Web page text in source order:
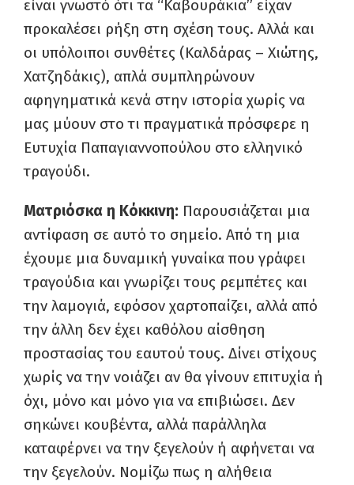
είναι γνωστό ότι τα “Καβουράκια” είχαν
προκαλέσει ρήξη στη σχέση τους. Αλλά και
οι υπόλοιποι συνθέτες (Καλδάρας – Χιώτης,
Χατζηδάκις), απλά συμπληρώνουν
αφηγηματικά κενά στην ιστορία χωρίς να
μας μύουν στο τι πραγματικά πρόσφερε η
Ευτυχία Παπαγιαννοπούλου στο ελληνικό
τραγούδι.
Ματριόσκα η Κόκκινη: Παρουσιάζεται μια
αντίφαση σε αυτό το σημείο. Από τη μια
έχουμε μια δυναμική γυναίκα που γράφει
τραγούδια και γνωρίζει τους ρεμπέτες και
την λαμογιά, εφόσον χαρτοπαίζει, αλλά από
την άλλη δεν έχει καθόλου αίσθηση
προστασίας του εαυτού τους. Δίνει στίχους
χωρίς να την νοιάζει αν θα γίνουν επιτυχία ή
όχι, μόνο και μόνο για να επιβιώσει. Δεν
σηκώνει κουβέντα, αλλά παράλληλα
καταφέρνει να την ξεγελούν ή αφήνεται να
την ξεγελούν. Νομίζω πως η αλήθεια